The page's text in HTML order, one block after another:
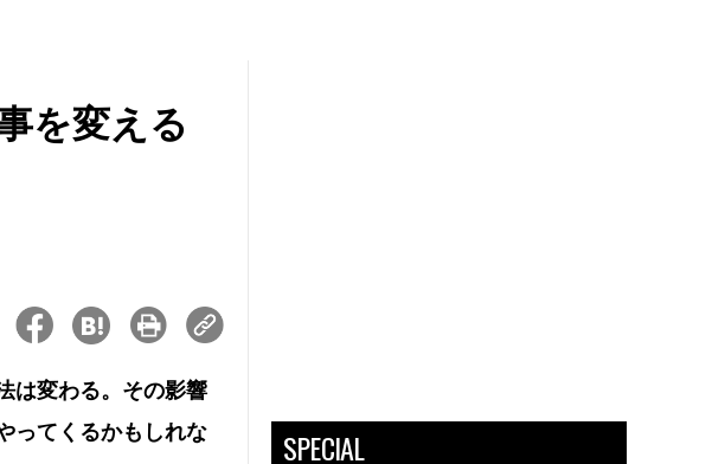
を変える
は変わる。その影響
ってくるかもしれな
SPECIAL